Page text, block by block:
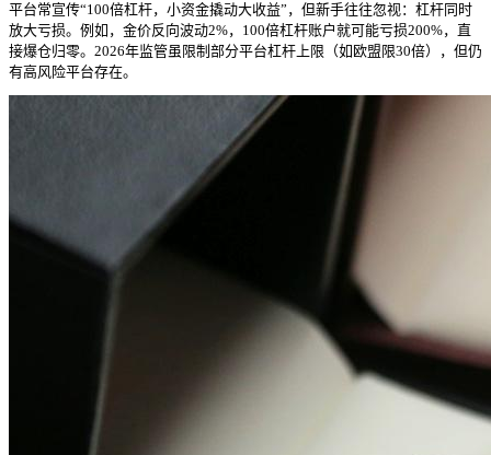
平台常宣传“100倍杠杆，小资金撬动大收益”，但新手往往忽视：杠杆同时
放大亏损。例如，金价反向波动2%，100倍杠杆账户就可能亏损200%，直
接爆仓归零。2026年监管虽限制部分平台杠杆上限（如欧盟限30倍），但仍
有高风险平台存在。